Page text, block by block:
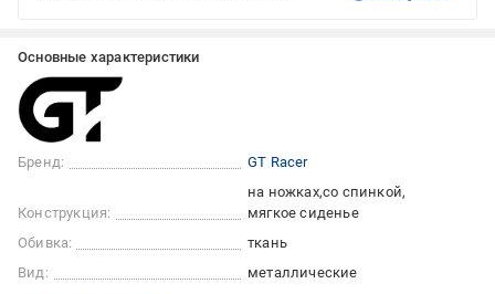
Основные характеристики
Бренд: GT Racer
Конструкция:
на ножках со спинкой
мягкое сиденье
Обивка:
ткань
Вид:
металлические